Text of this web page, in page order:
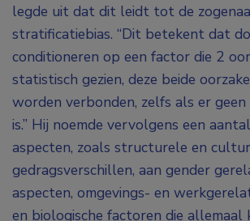
legde uit dat dit leidt tot de
stratificatiebias. “Dit betekent dat
conditioneren op een factor die 2
statistisch gezien, deze beide
worden verbonden, zelfs als er
is.” Hij noemde vervolgens een
aspecten, zoals structurele en
gedragsverschillen, aan gender
aspecten, omgevings- en
en biologische factoren die allemaal